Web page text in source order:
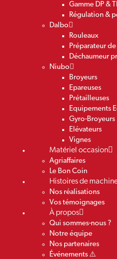
Gamme DP &
Régulation &
Dalbo
Rouleaux
Préparateur
Déchaumeur
Niubo
Broyeurs
Epareuses
Prétailleuses
Equipements
Gyro-Broyeurs
Elévateurs
Vignes
Matériel occasion
Agriaffaires
Le Bon Coin
Histoires de
Nos réalisations
Vos témoignages
À propos
Qui sommes-nous ?
Notre équipe
Nos partenaires
Événements ⚠️